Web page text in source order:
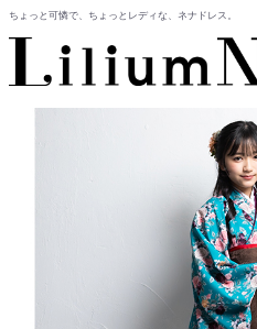
ちょっと可憐で、ちょっとレディな、ネナドレス。